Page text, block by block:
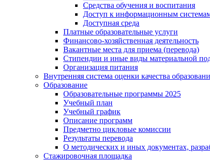
Средства обучения и воспитания
Доступ к информационным
Доступная среда
Платные образовательные услуги
Финансово-хозяйственная деятельность
Вакантные места для приема (перевода)
Стипендии и иные виды материальной
Организация питания
Внутренняя система оценки качества
Образование
Образовательные программы 2025
Учебный план
Учебный график
Описание программ
Предметно цикловые комиссии
Результаты перевода
О методических и иных документах,
Стажировочная площадка